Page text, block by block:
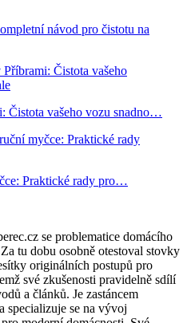
návod pro čistotu na
Čistota vašeho vozu snadno…
Praktické rady pro…
se problematice domácího
tu dobu osobně otestoval stovky
originálních postupů pro
své zkušenosti pravidelně sdílí
a článků. Je zastáncem
specializuje se na vývoj